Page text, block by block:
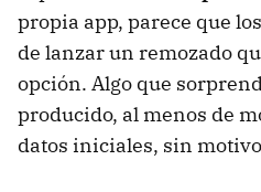
propia app, parece que
de lanzar un remozado
opción. Algo que
producido, al menos de
datos iniciales, sin